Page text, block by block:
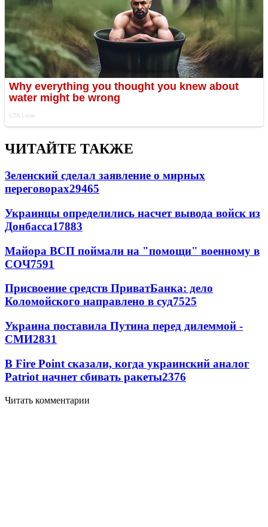
ЧИТАЙТЕ ТАКЖЕ
Зеленский сделал заявление о мирных
переговорах29465
Украинцы определились насчет вывода войск из
Донбасса17883
Майора ВСП поймали на "помощи" военному в
СОЧ7591
Присвоение средств ПриватБанка: дело
Коломойского направлено в суд7525
Украина поставила Путина перед дилеммой -
СМИ2831
В Fire Point сказали, когда украинский аналог
Patriot начнет сбивать ракеты2376
Читать комментарии